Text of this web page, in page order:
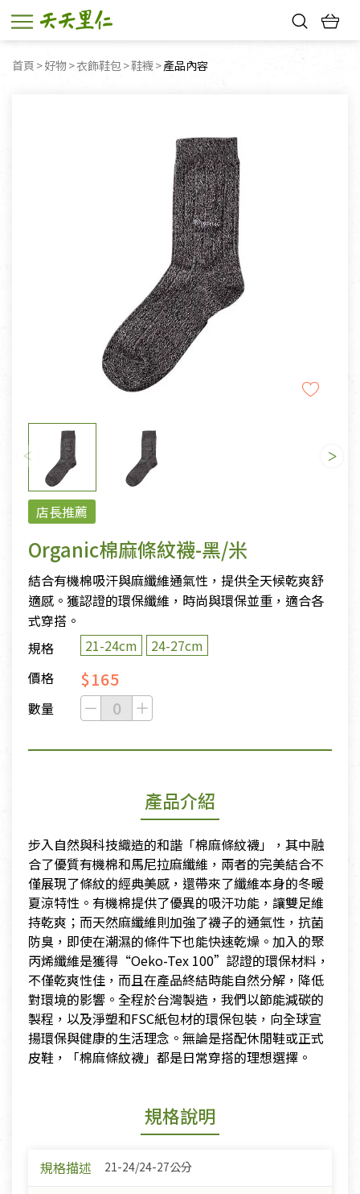
首頁 好物 衣飾鞋包 鞋襪 目前頁面：
產品內容
店長推薦
Organic棉麻條紋襪-黑/米
結合有機棉吸汗與麻纖維通氣性，提供全天候乾爽舒
適感。獲認證的環保纖維，時尚與環保並重，適合各
式穿搭。
規格
21-24cm
24-27cm
價格
$165
數量
產品介紹
步入自然與科技織造的和諧「棉麻條紋襪」，其中融
合了優質有機棉和馬尼拉麻纖維，兩者的完美結合不
僅展現了條紋的經典美感，還帶來了纖維本身的冬暖
夏涼特性。有機棉提供了優異的吸汗功能，讓雙足維
持乾爽；而天然麻纖維則加強了襪子的通氣性，抗菌
防臭，即使在潮濕的條件下也能快速乾燥。加入的聚
丙烯纖維是獲得“Oeko-Tex 100”認證的環保材料，
不僅乾爽性佳，而且在產品終結時能自然分解，降低
對環境的影響。全程於台灣製造，我們以節能減碳的
製程，以及淨塑和FSC紙包材的環保包裝，向全球宣
揚環保與健康的生活理念。無論是搭配休閒鞋或正式
皮鞋，「棉麻條紋襪」都是日常穿搭的理想選擇。
規格說明
規格描述 21-24/24-27公分